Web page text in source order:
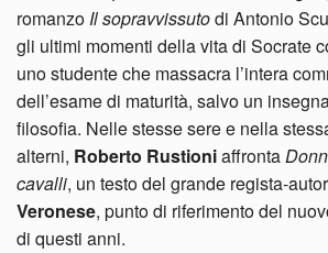
romanzo Il sopravvissutodi Antonio
gli ultimi momenti della vita di Socrate
uno studente che massacra l’intera
dell’esame di maturità, salvo un
filosofia. Nelle stesse sere e nella
alterni, Roberto Rustioniaffronta
cavalli, un testo del grande regista-
Veronese, punto di riferimento del
di questi anni.